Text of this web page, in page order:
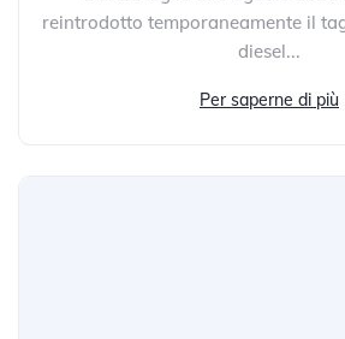
reintrodotto temporaneamente il
diesel...
Per saperne di più